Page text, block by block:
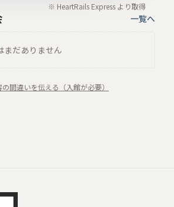
※ HeartRails Express より取得
一覧へ
まだありません
間違いを伝える（入館が必要）